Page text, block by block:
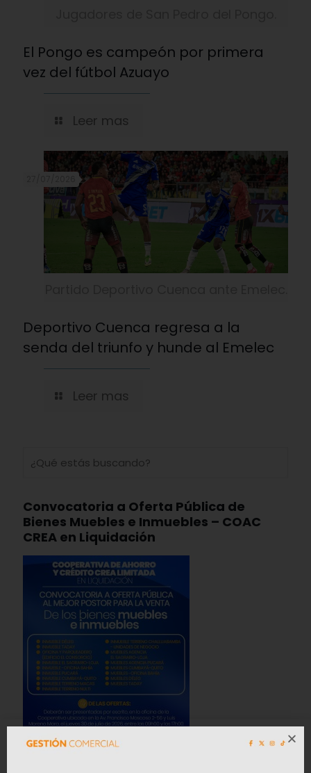
El Pongo es campeón por primera
vez del fútbol Azuayo
Leer mas
Deportivo Cuenca regresa a la
senda del triunfo y hunde al Emelec
Leer mas
Convocatoria a Oferta Pública de
Bienes Muebles e Inmuebles – COAC
CREA en Liquidación